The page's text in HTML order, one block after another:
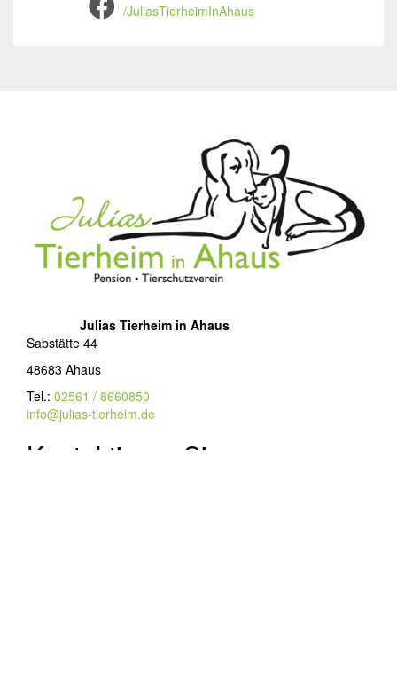
/JuliasTierheimInAhaus
Julias Tierheim in Ahaus
Sabstätte 44
48683 Ahaus
Tel.: 02561 / 8660850
info@julias-tierheim.de
Kontaktieren Sie uns